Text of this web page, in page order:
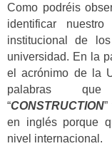
Como podréis
identificar
institucional de
universidad. En la
el acrónimo de la
palabras que
“CONSTRUCTION”
en inglés porque
nivel internacional.